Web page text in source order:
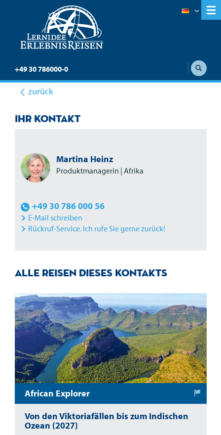
+49 30 786000-0
zurück
Ihr Kontakt
Martina Heinz
Produktmanagerin | Afrika
+49 30 786 000 56
E-Mail schreiben
Rückruf-Service. Ich rufe Sie gerne zurück!
Alle Reisen dieses Kontakts
African Explorer
Von den Viktoriafällen bis zum Indischen
Ozean (2027)